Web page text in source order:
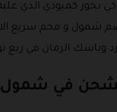
بخور كمبودي الذي
شمول و فحم سريع
وباسك الرمان في ربع
في شمول